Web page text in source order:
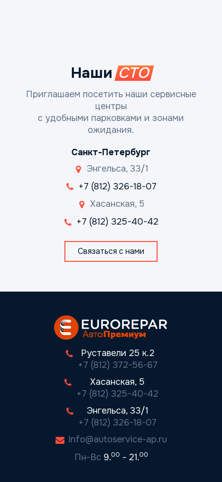
Наши СТО
Приглашаем посетить наши сервисные
центры
с удобными парковками и зонами
ожидания.
Санкт-Петербург
Энгельса, 33/1
+7 (812) 326-18-07
Хасанская, 5
+7 (812) 325-40-42
Связаться с нами
Руставели 25 к.2
+7 (812) 372-56-67
Хасанская, 5
+7 (812) 325-40-42
Энгельса, 33/1
+7 (812) 326-18-07
info@autoservice-ap.ru
Пн-Вс 9.00 - 21.00